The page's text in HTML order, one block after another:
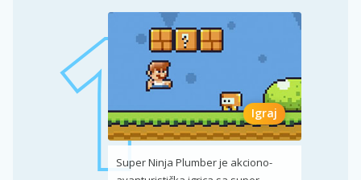
Igraj
Super Ninja Plumber je akciono-